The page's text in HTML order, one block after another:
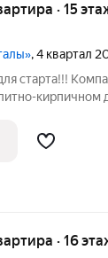
· 15
, 4 квартал
старта!!!
кирпичном
западная ,
· 16